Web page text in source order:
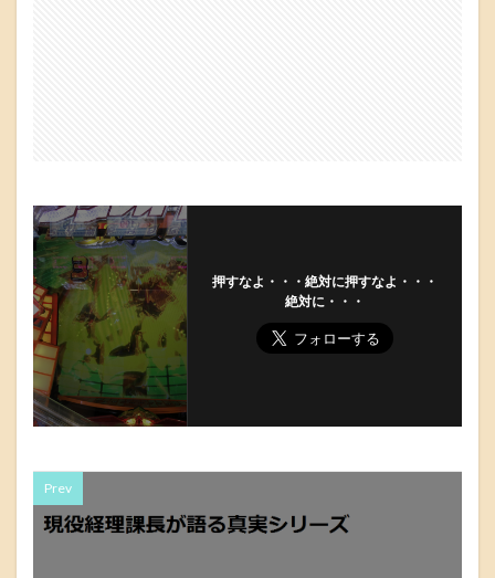
押すなよ・・・絶対に押すなよ・・・
絶対に・・・
Prev